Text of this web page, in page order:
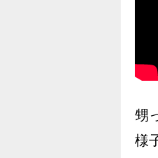
甥
様